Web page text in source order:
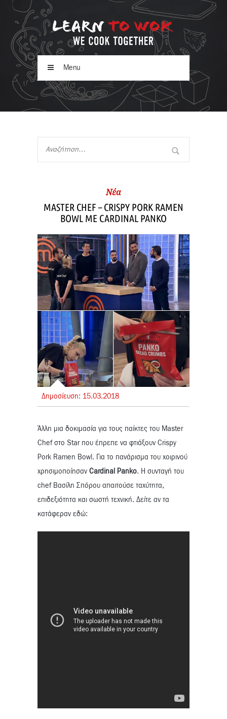
Menu
Νέα
MASTER CHEF – CRISPY PORK RAMEN
BOWL ΜΕ CARDINAL PANKO
Δημοσίευση: 15.03.2018
Άλλη μια δοκιμασία για τους παίκτες του Master
Chef στο Star που έπρεπε να φτιάξουν Crispy
Pork Ramen Bowl. Για το πανάρισμα του χοιρινού
χρησιμοποίησαν Cardinal Panko. Η συνταγή του
chef Βασίλη Σπόρου απαιτούσε ταχύτητα,
επιδεξιότητα και σωστή τεχνική. Δείτε αν τα
κατάφεραν εδώ: